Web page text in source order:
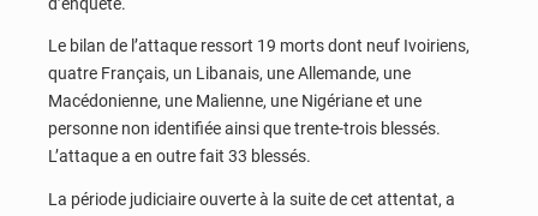
Le bilan de l’attaque ressort 19 morts dont neuf Ivoiriens,
quatre Français, un Libanais, une Allemande, une
Macédonienne, une Malienne, une Nigériane et une
personne non identifiée ainsi que trente-trois blessés.
L’attaque a en outre fait 33 blessés.
La période judiciaire ouverte à la suite de cet attentat, a